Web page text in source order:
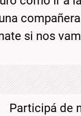
si nos
Participá de